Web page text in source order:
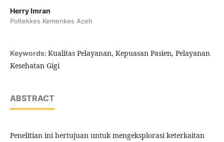
Herry Imran
Poltekkes Kemenkes Aceh
Keywords: Kualitas Pelayanan, Kepuasan Pasien, Pelayanan
Kesehatan Gigi
ABSTRACT
Penelitian ini bertujuan untuk mengeksplorasi keterkaitan